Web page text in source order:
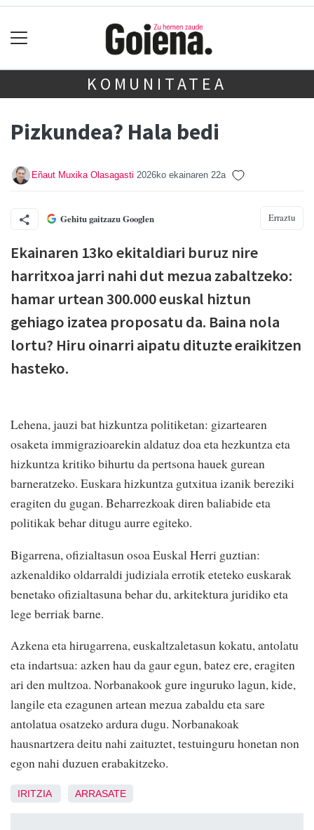
KOMUNITATEA
Pizkundea? Hala bedi
Eñaut Muxika Olasagasti 2026ko ekainaren 22a
Gehitu gaitzazu Googlen Erraztu
Ekainaren 13ko ekitaldiari buruz nire
harritxoa jarri nahi dut mezua zabaltzeko:
hamar urtean 300.000 euskal hiztun
gehiago izatea proposatu da. Baina nola
lortu? Hiru oinarri aipatu dituzte eraikitzen
hasteko.
Lehena, jauzi bat hizkuntza politiketan: gizartearen
osaketa immigrazioarekin aldatuz doa eta hezkuntza eta
hizkuntza kritiko bihurtu da pertsona hauek gurean
barneratzeko. Euskara hizkuntza gutxitua izanik bereziki
eragiten du gugan. Beharrezkoak diren baliabide eta
politikak behar ditugu aurre egiteko.
Bigarrena, ofizialtasun osoa Euskal Herri guztian:
azkenaldiko oldarraldi judiziala errotik eteteko euskarak
benetako ofizialtasuna behar du, arkitektura juridiko eta
lege berriak barne.
Azkena eta hirugarrena, euskaltzaletasun kokatu, antolatu
eta indartsua: azken hau da gaur egun, batez ere, eragiten
ari den multzoa. Norbanakook gure inguruko lagun, kide,
langile eta ezagunen artean mezua zabaldu eta sare
antolatua osatzeko ardura dugu. Norbanakoak
hausnartzera deitu nahi zaituztet, testuinguru honetan non
egon nahi duzuen erabakitzeko.
IRITZIA ARRASATE